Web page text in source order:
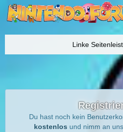
Du hast noch kein
kostenlos und nimm an